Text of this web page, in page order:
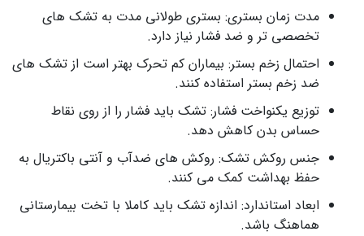
مدت زمان بستری: بستری طولانی مدت به تشک های
تخصصی تر و ضد فشار نیاز دارد.
احتمال زخم بستر: بیماران کم تحرک بهتر است از تشک های
ضد زخم بستر استفاده کنند.
توزیع یکنواخت فشار: تشک باید فشار را از روی نقاط
حساس بدن کاهش دهد.
جنس روکش تشک: روکش های ضدآب و آنتی باکتریال به
حفظ بهداشت کمک می کنند.
ابعاد استاندارد: اندازه تشک باید کاملا با تخت بیمارستانی
هماهنگ باشد.